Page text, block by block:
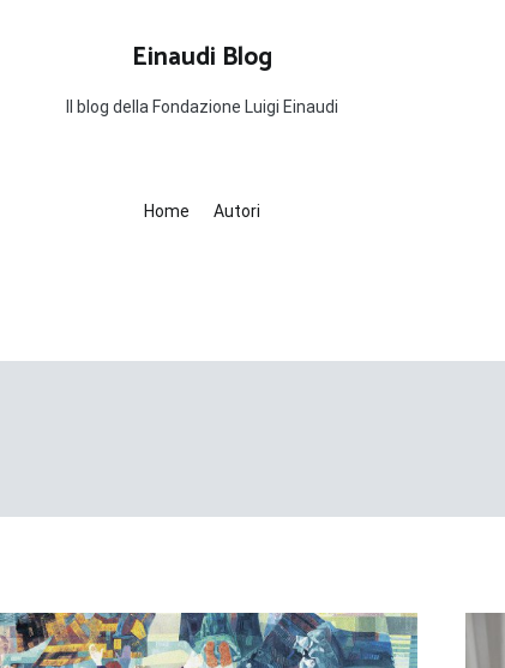
Einaudi Blog
Il blog della Fondazione Luigi Einaudi
Home Autori